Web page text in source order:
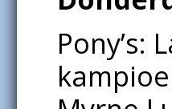
Pony’s: